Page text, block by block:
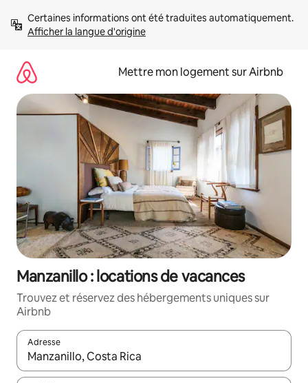
directement
Afficher la langue d'origine
Mettre mon logement sur Airbnb
Manzanillo : locations de vacances
Trouvez et réservez des hébergements uniques sur
Airbnb
Adresse
Lorsque les résultats s'affichent, utilisez les flèches vers le